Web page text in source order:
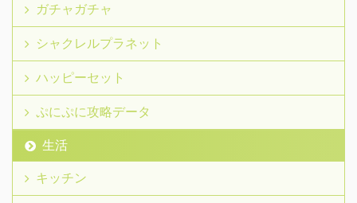
ガチャガチャ
シャクレルプラネット
ハッピーセット
ぷにぷに攻略データ
生活
キッチン